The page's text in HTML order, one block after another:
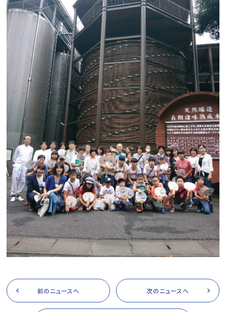
前のニュースへ 次のニュースへ